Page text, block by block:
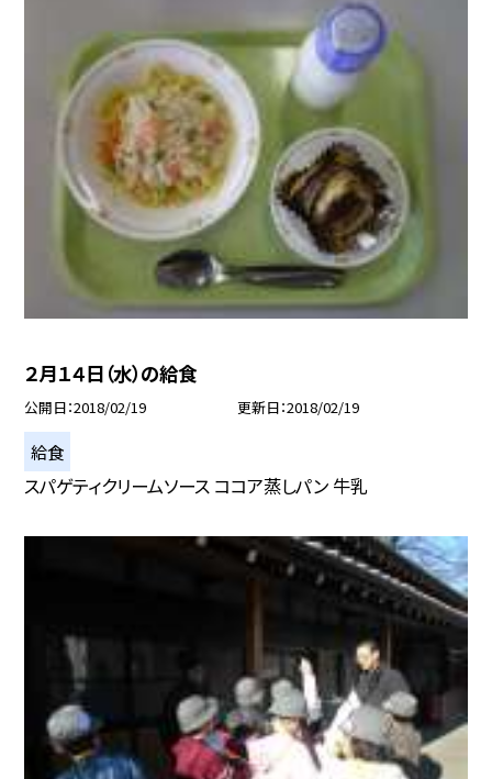
２月１４日（水）の給食
公開日 2018/02/19 更新日 2018/02/19
給食
スパゲティクリームソース ココア蒸しパン 牛乳